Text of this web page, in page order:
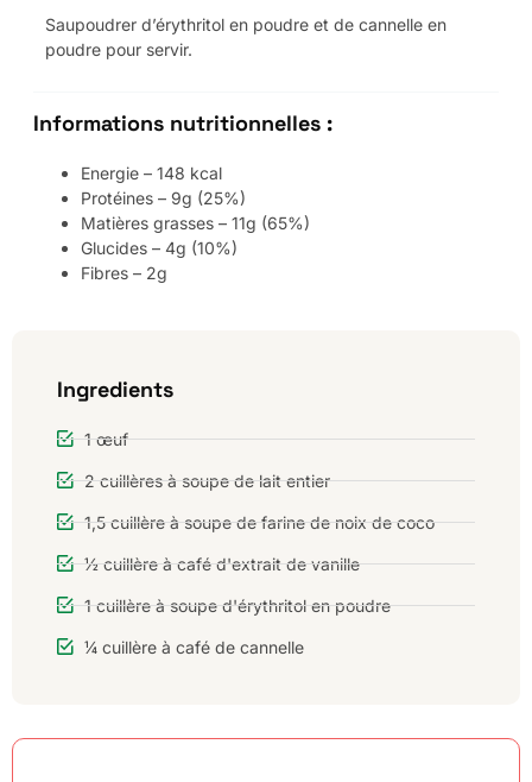
Saupoudrer d’érythritol en poudre et de cannelle en
poudre pour servir.
Informations nutritionnelles :
Energie – 148 kcal
Protéines – 9g (25%)
Matières grasses – 11g (65%)
Glucides – 4g (10%)
Fibres – 2g
Ingredients
1 œuf
2 cuillères à soupe de lait entier
1,5 cuillère à soupe de farine de noix de coco
½ cuillère à café d'extrait de vanille
1 cuillère à soupe d'érythritol en poudre
¼ cuillère à café de cannelle